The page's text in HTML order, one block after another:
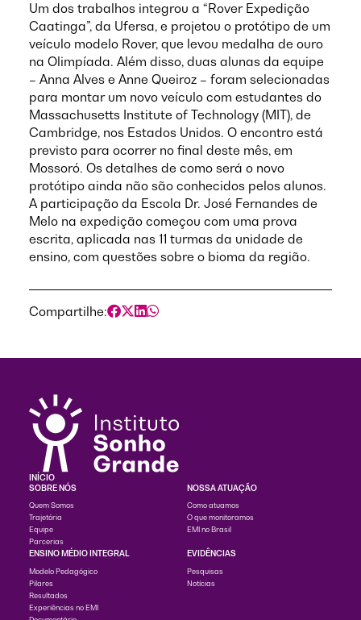
Um dos trabalhos integrou a “Rover Expedição
Caatinga”, da Ufersa, e projetou o protótipo de um
veículo modelo Rover, que levou medalha de ouro
na Olimpíada. Além disso, duas alunas da equipe
– Anna Alves e Anne Queiroz – foram selecionadas
para montar um novo veículo com estudantes do
Massachusetts Institute of Technology (MIT), de
Cambridge, nos Estados Unidos. O encontro está
previsto para ocorrer no final deste mês, em
Mossoró. Os detalhes de como será o novo
protótipo ainda não são conhecidos pelos alunos.
A participação da Escola Dr. José Fernandes de
Melo na expedição começou com uma prova
escrita, aplicada nas 11 turmas da unidade de
ensino, com questões sobre o bioma da região.
Compartilhe:
INÍCIO
SOBRE NÓS
Quem Somos
Trajetória
Equipe
Parcerias
NOSSA ATUAÇÃO
Como atuamos
O que monitoramos
EMI no Brasil
ENSINO MÉDIO INTEGRAL
Modelo Pedagógico
Pilares
Resultados
Experiências no EMI
EVIDÊNCIAS
Pesquisas
Notícias